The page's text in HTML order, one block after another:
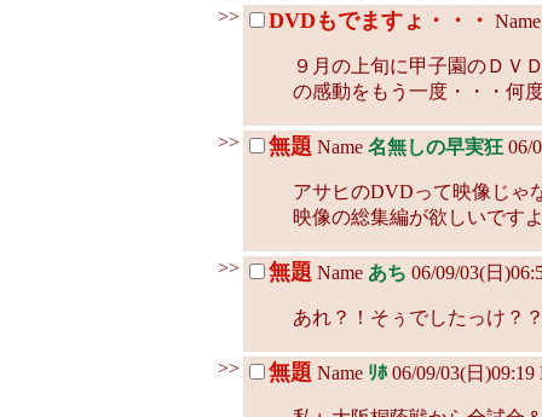
>> DVDもでますょ・・・
９月の上旬に甲子園のＤＶ
の感動をもう一度・・・何
>> 無題 Name 名無しの早実狂06/
アサヒのDVDって映像じゃ
映像の総集編が欲しいです
>> 無題 Name あち 06/09/03(日
あれ？！そぅでしたっけ？
>> 無題 Name ﾘﾎ06/09/03(日